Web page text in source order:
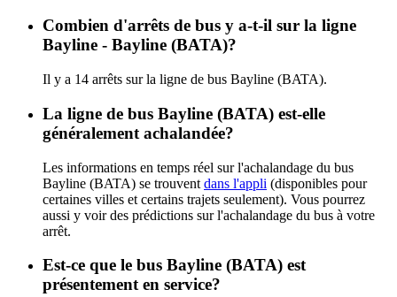
Combien d'arrêts de bus y a-t-il sur la ligne
Bayline - Bayline (BATA)?
Il y a 14 arrêts sur la ligne de bus Bayline (BATA).
La ligne de bus Bayline (BATA) est-elle
généralement achalandée?
Les informations en temps réel sur l'achalandage du bus
Bayline (BATA) se trouvent dans l'appli (disponibles pour
certaines villes et certains trajets seulement). Vous pourrez
aussi y voir des prédictions sur l'achalandage du bus à votre
arrêt.
Est-ce que le bus Bayline (BATA) est
présentement en service?